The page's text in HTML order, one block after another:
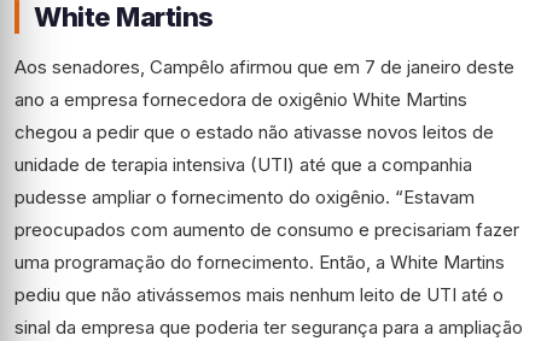
White Martins
Aos senadores, Campêlo afirmou que em 7 de janeiro deste
ano a empresa fornecedora de oxigênio White Martins
chegou a pedir que o estado não ativasse novos leitos de
unidade de terapia intensiva (UTI) até que a companhia
pudesse ampliar o fornecimento do oxigênio. “Estavam
preocupados com aumento de consumo e precisariam fazer
uma programação do fornecimento. Então, a White Martins
pediu que não ativássemos mais nenhum leito de UTI até o
sinal da empresa que poderia ter segurança para a ampliação